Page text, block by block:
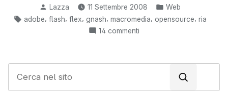
un
futuro
più
Pubblicato
da
Lazza 11 Settembre 2008
Pubblicato
in:
Web
Tag:
adobe, flash, flex, gnash, macromedia, opensource, ria
14 commenti
un